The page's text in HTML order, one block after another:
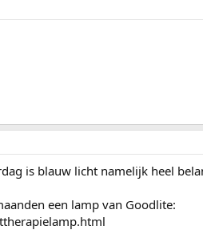
is blauw licht namelijk heel
een lamp van Goodlite: